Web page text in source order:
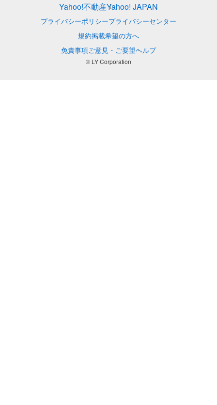
Yahoo!不動産Yahoo! JAPAN
プライバシーポリシープライバシーセンター
規約掲載希望の方へ
免責事項ご意見・ご要望ヘルプ
© LY Corporation